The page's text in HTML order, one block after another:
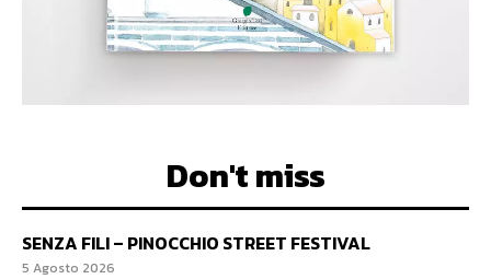
Don't miss
SENZA FILI – PINOCCHIO STREET FESTIVAL
5 Agosto 2026